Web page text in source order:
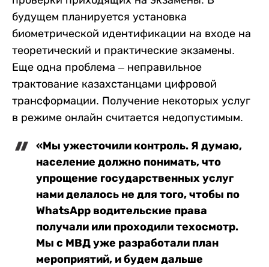
будущем планируется установка
биометрической идентификации на входе на
теоретический и практические экзамены.
Еще одна проблема – неправильное
трактование казахстанцами цифровой
трансформации. Получение некоторых услуг
в режиме онлайн считается недопустимым.
«Мы ужесточили контроль. Я думаю,
население должно понимать, что
упрощение государственных услуг
нами делалось не для того, чтобы по
WhatsApp водительские права
получали или проходили техосмотр.
Мы с МВД уже разработали план
мероприятий, и будем дальше